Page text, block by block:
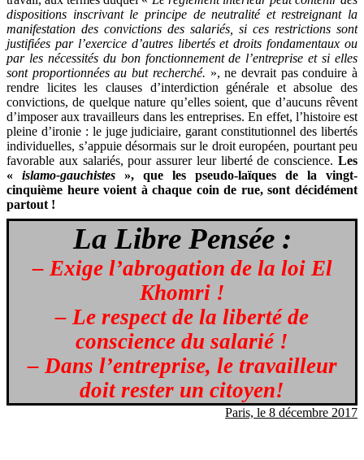
dispositions inscrivant le principe de neutralité et restreignant la
manifestation des convictions des salariés, si ces restrictions sont
justifiées par l’exercice d’autres libertés et droits fondamentaux ou
par les nécessités du bon fonctionnement de l’entreprise et si elles
sont proportionnées au but recherché. », ne devrait pas conduire à
rendre licites les clauses d’interdiction générale et absolue des
convictions, de quelque nature qu’elles soient, que d’aucuns rêvent
d’imposer aux travailleurs dans les entreprises. En effet, l’histoire est
pleine d’ironie : le juge judiciaire, garant constitutionnel des libertés
individuelles, s’appuie désormais sur le droit européen, pourtant peu
favorable aux salariés, pour assurer leur liberté de conscience. Les
« islamo-gauchistes », que les pseudo-laïques de la vingt-
cinquième heure voient à chaque coin de rue, sont décidément
partout !
La Libre Pensée :
– Exige l’abrogation de la loi El
Khomri !
– Le respect de la liberté de
conscience du salarié !
– Dans l’entreprise, le travailleur
doit rester un citoyen!
Paris, le 8 décembre 2017